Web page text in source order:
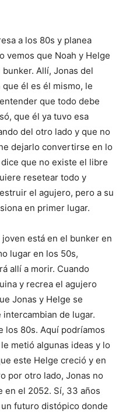
a los 80s y planea
vemos que Noah y Helge
Allí, Jonas del
él es él mismo, le
que todo debe
que él ya tuvo esa
del otro lado y que no
dejarlo convertirse en lo
que no existe el libre
resetear todo y
el agujero, pero a su
en primer lugar.
está en el bunker en
lugar en los 50s,
allí a morir. Cuando
y recrea el agujero
Jonas y Helge se
de lugar.
los 80s. Aquí podríamos
metió algunas ideas y lo
este Helge creció y en
por otro lado, Jonas no
en el 2052. Sí, 33 años
futuro distópico donde